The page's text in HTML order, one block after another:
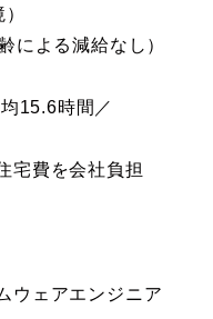
による減給なし）
15.6時間／
宅費を会社負担
ウェアエンジニア